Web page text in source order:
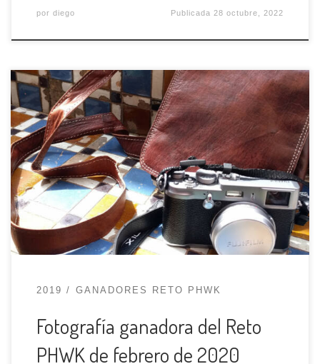
por diego Publicada 28 octubre, 2022
Nuestro Reto PHWK de febrero de 2020 lo ha
ganado @kontranastasia en instagram, con una
foto en claroscuro de su gato, Áramo.
¡Felicidades Kontranastasia! Podéis ver todas las
fotos presentadas en el hashtag
#retoPHWKFEB2020 y tenéis toda la
información sobre nuestros retos en el apartado
Retos PHWK de la web.
2019 GANADORES RETO PHWK
Fotografía ganadora del Reto
PHWK de febrero de 2020